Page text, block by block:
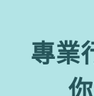
專業